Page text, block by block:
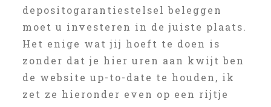
depositogarantiestelsel beleggen
moet u investeren in de juiste plaats.
Het enige wat jij hoeft te doen is
zonder dat je hier uren aan kwijt ben
de website up-to-date te houden, ik
zet ze hieronder even op een rijtje